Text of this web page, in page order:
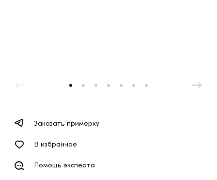
Заказать примерку
В избранное
Помощь эксперта